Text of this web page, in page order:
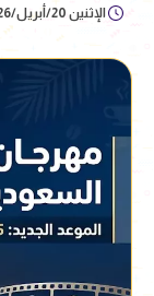
الإثنين 20/أبريل/2026 - 10:57 م